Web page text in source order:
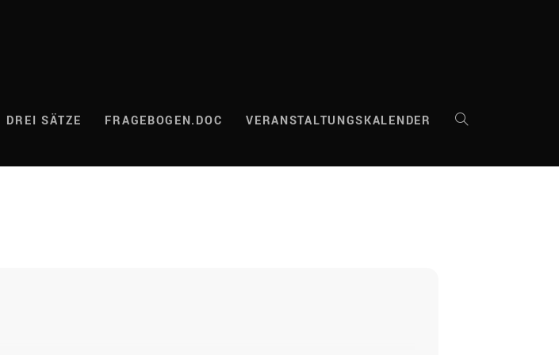
DREI SÄTZE FRAGEBOGEN.DOC VERANSTALTUNGSKALENDER WEBSITE-